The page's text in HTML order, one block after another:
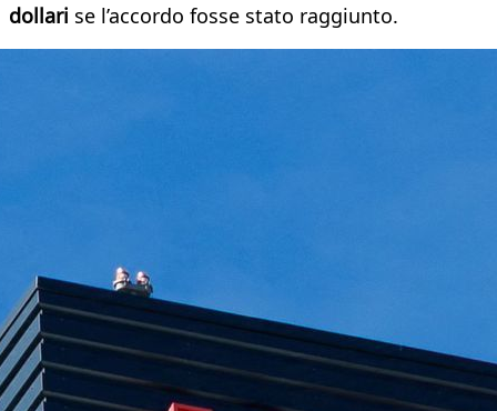
dollari se l’accordo fosse stato raggiunto.